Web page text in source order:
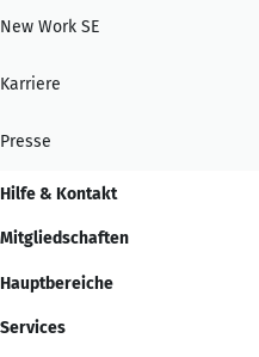
New Work SE
Karriere
Presse
Hilfe & Kontakt
Mitgliedschaften
Hauptbereiche
Services